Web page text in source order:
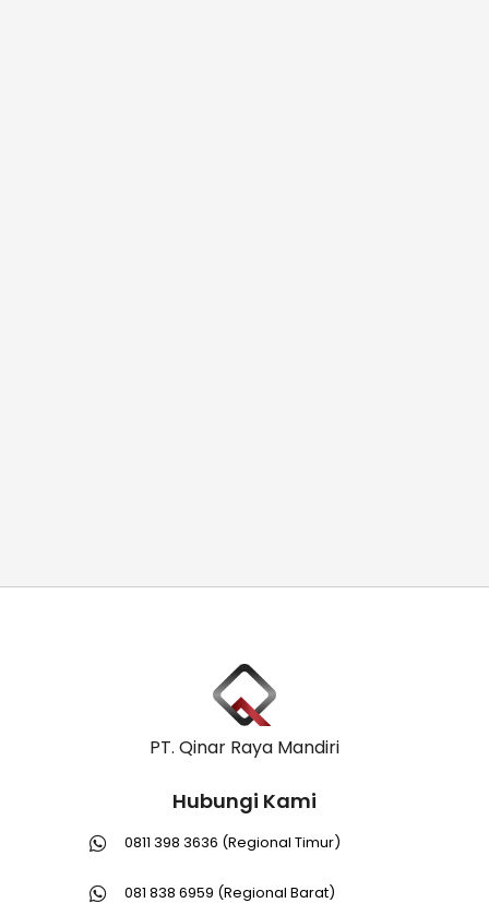
PT. Qinar Raya Mandiri
Hubungi Kami
0811 398 3636 (Regional Timur)
081 838 6959 (Regional Barat)